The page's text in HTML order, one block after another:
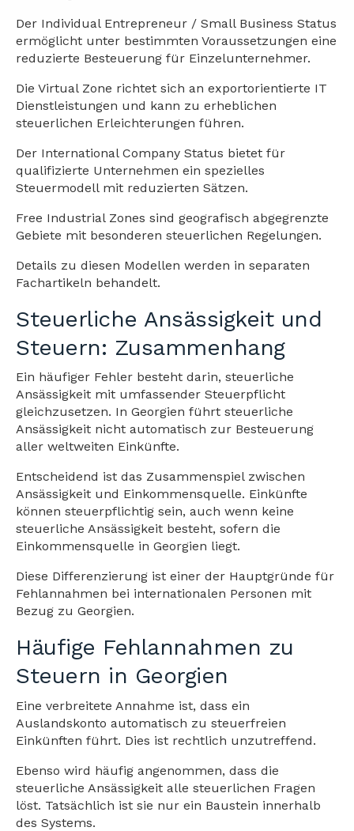
Der Individual Entrepreneur / Small Business Status
ermöglicht unter bestimmten Voraussetzungen eine
reduzierte Besteuerung für Einzelunternehmer.
Die Virtual Zone richtet sich an exportorientierte IT
Dienstleistungen und kann zu erheblichen
steuerlichen Erleichterungen führen.
Der International Company Status bietet für
qualifizierte Unternehmen ein spezielles
Steuermodell mit reduzierten Sätzen.
Free Industrial Zones sind geografisch abgegrenzte
Gebiete mit besonderen steuerlichen Regelungen.
Details zu diesen Modellen werden in separaten
Fachartikeln behandelt.
Steuerliche Ansässigkeit und
Steuern: Zusammenhang
Ein häufiger Fehler besteht darin, steuerliche
Ansässigkeit mit umfassender Steuerpflicht
gleichzusetzen. In Georgien führt steuerliche
Ansässigkeit nicht automatisch zur Besteuerung
aller weltweiten Einkünfte.
Entscheidend ist das Zusammenspiel zwischen
Ansässigkeit und Einkommensquelle. Einkünfte
können steuerpflichtig sein, auch wenn keine
steuerliche Ansässigkeit besteht, sofern die
Einkommensquelle in Georgien liegt.
Diese Differenzierung ist einer der Hauptgründe für
Fehlannahmen bei internationalen Personen mit
Bezug zu Georgien.
Häufige Fehlannahmen zu
Steuern in Georgien
Eine verbreitete Annahme ist, dass ein
Auslandskonto automatisch zu steuerfreien
Einkünften führt. Dies ist rechtlich unzutreffend.
Ebenso wird häufig angenommen, dass die
steuerliche Ansässigkeit alle steuerlichen Fragen
löst. Tatsächlich ist sie nur ein Baustein innerhalb
des Systems.